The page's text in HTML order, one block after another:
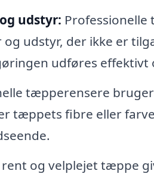
udstyr:
udstyr, der ikke er
udføres effektivt
tæpperensere
tæppets fibre eller
rent og velplejet tæppe